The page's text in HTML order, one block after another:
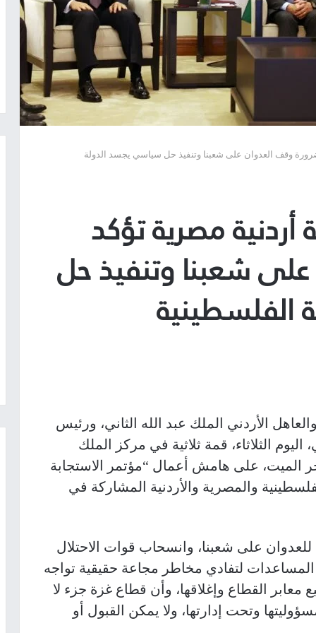
وقف العدوان على شعبنا وتنفيذ حل سياسي يجسد الدولة
مصرية تؤكد
شعبنا وتنفيذ حل
الأردني الملك عبد الله الثاني، ورئيس
الثلاثاء، قمة ثلاثية في مركز الملك
الميت، على هامش أعمال “مؤتمر الاستجابة
والمصرية والأردنية المشاركة في
للعدوان على شعبنا، وانسحاب قوات الاحتلال
لتفادي مخاطر مجاعة حقيقية تواجه
معابر القطاع وإغلاقها، وأن قطاع غزة جزء لا
وتحت إدارتها، ولا يمكن القبول أو